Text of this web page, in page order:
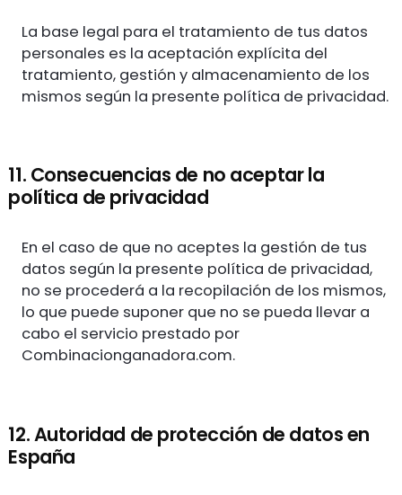
La base legal para el tratamiento de tus datos
personales es la aceptación explícita del
tratamiento, gestión y almacenamiento de los
mismos según la presente política de privacidad.
11. Consecuencias de no aceptar la
política de privacidad
En el caso de que no aceptes la gestión de tus
datos según la presente política de privacidad,
no se procederá a la recopilación de los mismos,
lo que puede suponer que no se pueda llevar a
cabo el servicio prestado por
Combinacionganadora.com.
12. Autoridad de protección de datos en
España